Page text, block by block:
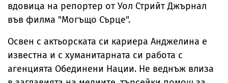
вдовица на репортер от Уол Стрийт Джърнал
във филма "Могъщо Сърце".
Освен с актьорската си кариера Анджелина е
известна и с хуманитарната си работа с
агенцията Обединени Нации. Не веднъж влиза